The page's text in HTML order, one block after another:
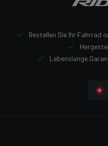
Bestellen Sie Ihr Fahrrad
Lebenslange